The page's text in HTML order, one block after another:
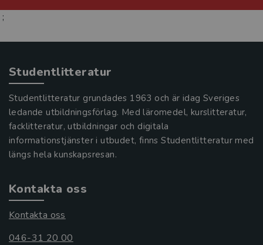
;
Studentlitteratur
Studentlitteratur grundades 1963 och är idag Sveriges
ledande utbildningsförlag. Med läromedel, kurslitteratur,
facklitteratur, utbildningar och digitala
informationstjänster i utbudet, finns Studentlitteratur med
längs hela kunskapsresan.
Kontakta oss
Kontakta oss
046-31 20 00